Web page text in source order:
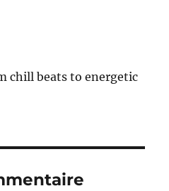
chill beats to energetic